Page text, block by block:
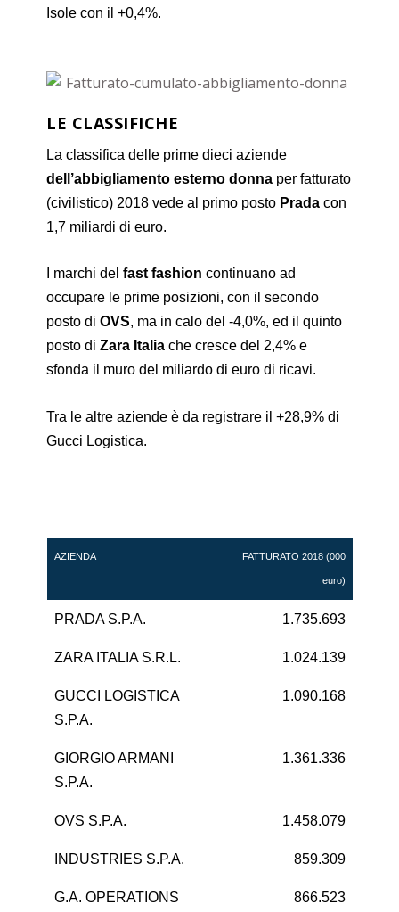
Isole con il +0,4%.
LE CLASSIFICHE
La classifica delle prime dieci aziende
dell’abbigliamento esterno donna per fatturato
(civilistico) 2018 vede al primo posto Prada con
1,7 miliardi di euro.
I marchi delfast fashion continuano ad
occupare le prime posizioni, con il secondo
posto diOVS, ma in calo del -4,0%, ed il quinto
posto diZara Italiache cresce del 2,4% e
sfonda il muro del miliardo di euro di ricavi.
Tra le altre aziende è da registrare il +28,9% di
Gucci Logistica.
AZIENDA FATTURATO 2018 (000
euro)
PRADA S.P.A. 1.735.693
ZARA ITALIA S.R.L. 1.024.139
GUCCI LOGISTICA
S.P.A.
1.090.168
GIORGIO ARMANI
S.P.A.
1.361.336
OVS S.P.A. 1.458.079
INDUSTRIES S.P.A. 859.309
G.A. OPERATIONS 866.523